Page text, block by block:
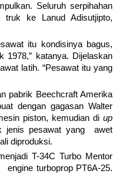
Seluruh serpihahan
truk ke Lanud Adisutjipto,
itu kondisinya bagus,
1978,” katanya. Dijelaskan
latih. “Pesawat itu yang
pabrik Beechcraft Amerika
dengan gagasan Walter
piston, kemudian di up
jenis pesawat yang awet
diproduksi.
T-34C Turbo Mentor
engine turboprop PT6A-25.